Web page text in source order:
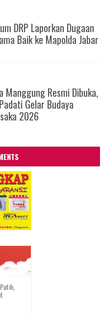
DRP Laporkan Dugaan
Baik ke Mapolda Jabar
Manggung Resmi Dibuka,
Gelar Budaya
2026